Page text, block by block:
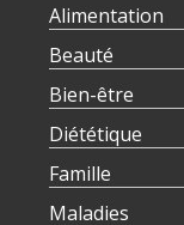
Alimentation
Beauté
Bien-être
Diététique
Famille
Maladies